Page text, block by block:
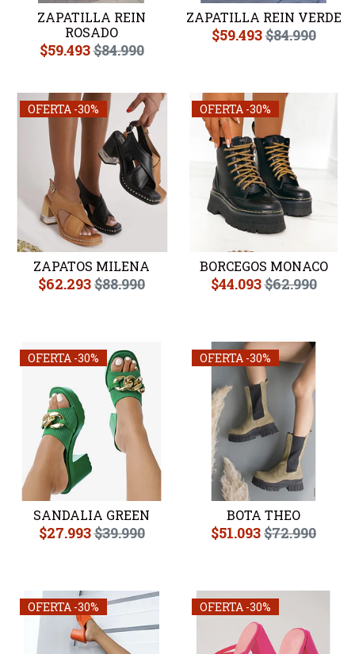
ZAPATILLA REIN
ROSADO
$59.493$84.990
ZAPATILLA REIN VERDE
$59.493$84.990
OFERTA -30%
ZAPATOS MILENA
$62.293$88.990
OFERTA -30%
BORCEGOS MONACO
$44.093$62.990
OFERTA -30%
SANDALIA GREEN
$27.993$39.990
OFERTA -30%
BOTA THEO
$51.093$72.990
OFERTA -30% OFERTA -30%